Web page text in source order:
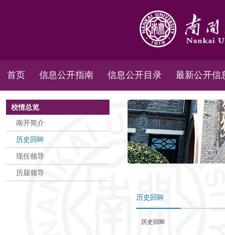
首页 信息公开指南 信息公开目录 最新公开信
校情总览
南开简介
历史回眸
现任领导
历届领导
历史回眸
历史回眸